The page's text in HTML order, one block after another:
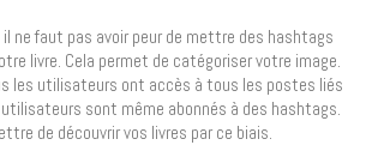
ne faut pas avoir peur de mettre des hashtags
livre. Cela permet de catégoriser votre image.
les utilisateurs ont accès à tous les postes liés
sont même abonnés à des hashtags.
de découvrir vos livres par ce biais.